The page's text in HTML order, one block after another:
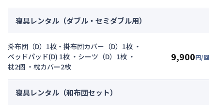
寝具レンタル（ダブル・セミダブル用）
掛布団（D）1枚・掛布団カバー（D）1枚 ・
ベッドパッド(D) 1枚 ・シーツ（D）1枚 ・
枕2個 ・枕カバー2枚
9,900円/回
寝具レンタル（和布団セット）